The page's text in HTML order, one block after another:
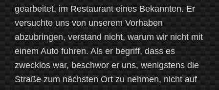
gearbeitet, im Restaurant eines Bekannten. Er
versuchte uns von unserem Vorhaben
abzubringen, verstand nicht, warum wir nicht mit
einem Auto fuhren. Als er begriff, dass es
zwecklos war, beschwor er uns, wenigstens die
Straße zum nächsten Ort zu nehmen, nicht auf